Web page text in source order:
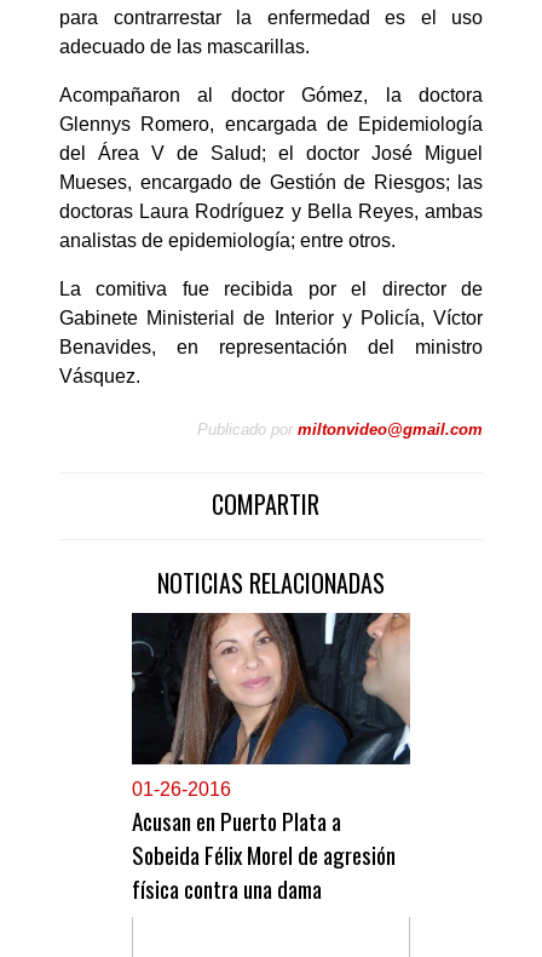
para contrarrestar la enfermedad es el uso
adecuado de las mascarillas.
Acompañaron al doctor Gómez, la doctora
Glennys Romero, encargada de Epidemiología
del Área V de Salud; el doctor José Miguel
Mueses, encargado de Gestión de Riesgos; las
doctoras Laura Rodríguez y Bella Reyes, ambas
analistas de epidemiología; entre otros.
La comitiva fue recibida por el director de
Gabinete Ministerial de Interior y Policía, Víctor
Benavides, en representación del ministro
Vásquez.
Publicado por miltonvideo@gmail.com
COMPARTIR
NOTICIAS RELACIONADAS
01-26-2016
Acusan en Puerto Plata a
Sobeida Félix Morel de agresión
física contra una dama